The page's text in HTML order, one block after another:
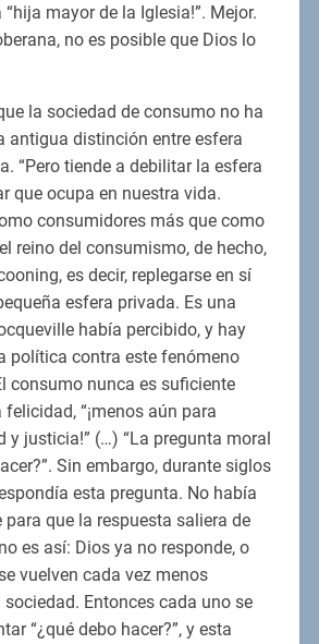
mayor de la Iglesia!”. Mejor.
no es posible que Dios lo
la sociedad de consumo no ha
antigua distinción entre esfera
“Pero tiende a debilitar la esfera
que ocupa en nuestra vida.
consumidores más que como
reino del consumismo, de hecho,
es decir, replegarse en sí
esfera privada. Es una
había percibido, y hay
política contra este fenómeno
consumo nunca es suficiente
“¡menos aún para
y justicia!” (…) “La pregunta moral
Sin embargo, durante siglos
esta pregunta. No había
para que la respuesta saliera de
es así: Dios ya no responde, o
vuelven cada vez menos
Entonces cada uno se
“¿qué debo hacer?”, y esta